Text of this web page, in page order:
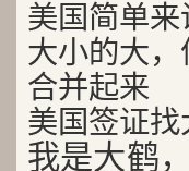
美国简单来
大小的大，
合并起来
美国签证找
我是大鹤